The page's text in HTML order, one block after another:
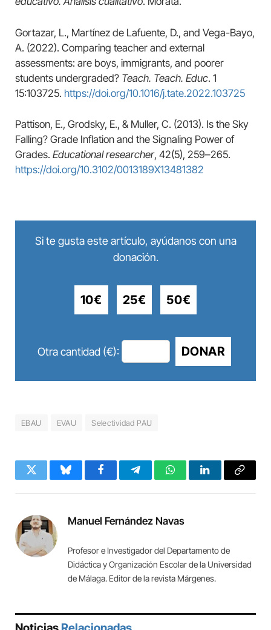
Gortazar, L., Martínez de Lafuente, D., and Vega-Bayo,
A. (2022). Comparing teacher and external
assessments: are boys, immigrants, and poorer
students undergraded? Teach. Teach. Educ. 1
15:103725. https://doi.org/10.1016/j.tate.2022.103725
Pattison, E., Grodsky, E., & Muller, C. (2013). Is the Sky
Falling? Grade Inflation and the Signaling Power of
Grades. Educational researcher, 42(5), 259–265.
https://doi.org/10.3102/0013189X13481382
Si te gusta este artículo, ayúdanos con una
donación.
10€ 25€ 50€
Otra cantidad (€): DONAR
EBAU EVAU Selectividad PAU
Twitter BlueskyFacebookTelegramWhatsAppLinkedInCopy
Manuel Fernández Navas
Profesor e Investigador del Departamento de
Didáctica y Organización Escolar de la Universidad
de Málaga. Editor de la revista Márgenes.